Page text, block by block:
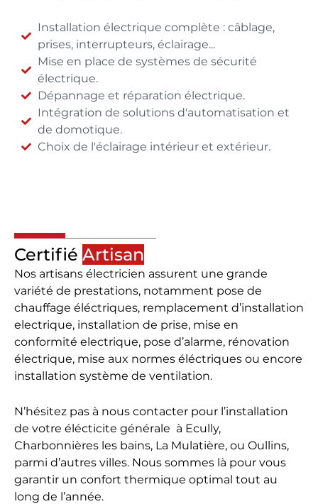
Installation électrique complète : câblage,
prises, interrupteurs, éclairage...
Mise en place de systèmes de sécurité
électrique.
Dépannage et réparation électrique.
Intégration de solutions d'automatisation et
de domotique.
Choix de l'éclairage intérieur et extérieur.
Certifié Artisan
Nos artisans électricien assurent une grande
variété de prestations, notamment pose de
chauffage éléctriques, remplacement d’installation
electrique, installation de prise, mise en
conformité electrique, pose d’alarme, rénovation
électrique, mise aux normes éléctriques ou encore
installation système de ventilation.
N’hésitez pas à nous contacter pour l’installation
de votre élécticite générale à Ecully,
Charbonnières les bains, La Mulatière, ou Oullins,
parmi d’autres villes. Nous sommes là pour vous
garantir un confort thermique optimal tout au
long de l’année.